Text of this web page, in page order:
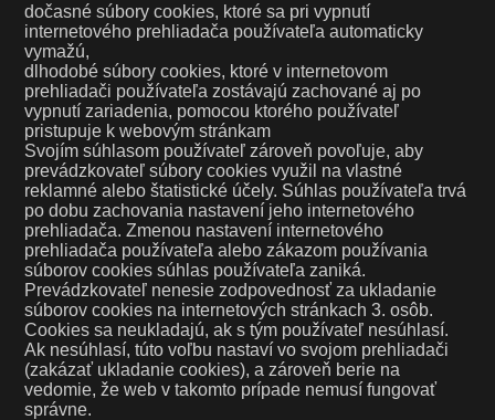
dočasné súbory cookies, ktoré sa pri vypnutí
internetového prehliadača používateľa automaticky
vymažú,
dlhodobé súbory cookies, ktoré v internetovom
prehliadači používateľa zostávajú zachované aj po
vypnutí zariadenia, pomocou ktorého používateľ
pristupuje k webovým stránkam
Svojím súhlasom používateľ zároveň povoľuje, aby
prevádzkovateľ súbory cookies využil na vlastné
reklamné alebo štatistické účely. Súhlas používateľa trvá
po dobu zachovania nastavení jeho internetového
prehliadača. Zmenou nastavení internetového
prehliadača používateľa alebo zákazom používania
súborov cookies súhlas používateľa zaniká.
Prevádzkovateľ nenesie zodpovednosť za ukladanie
súborov cookies na internetových stránkach 3. osôb.
Cookies sa neukladajú, ak s tým používateľ nesúhlasí.
Ak nesúhlasí, túto voľbu nastaví vo svojom prehliadači
(zakázať ukladanie cookies), a zároveň berie na
vedomie, že web v takomto prípade nemusí fungovať
správne.